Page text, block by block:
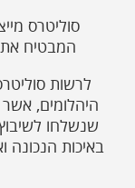
סוליטרס
המבטיח
לרשות
היהלומים, אשר
שנשלחו
באיכות הנכונה